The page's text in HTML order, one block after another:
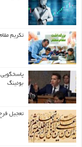
تکریم
پاسخگویی
بوئینگ
تعجیل